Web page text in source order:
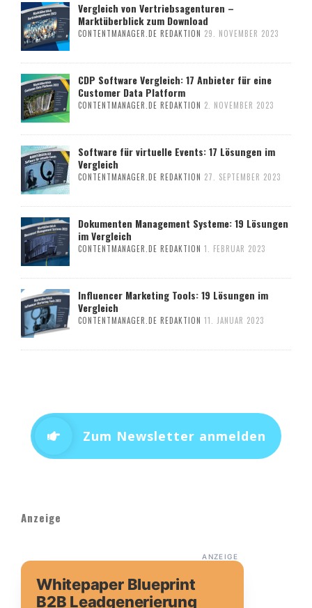
Vergleich von Vertriebsagenturen –
Marktüberblick zum Download
CONTENTMANAGER.DE REDAKTION 29. NOVEMBER 2023
CDP Software Vergleich: 17 Anbieter für eine
Customer Data Platform
CONTENTMANAGER.DE REDAKTION 2. NOVEMBER 2023
Software für virtuelle Events: 17 Lösungen im
Vergleich
CONTENTMANAGER.DE REDAKTION 27. SEPTEMBER 2023
Dokumenten Management Systeme: 19 Lösungen
im Vergleich
CONTENTMANAGER.DE REDAKTION 1. FEBRUAR 2023
Influencer Marketing Tools: 19 Lösungen im
Vergleich
CONTENTMANAGER.DE REDAKTION 11. JANUAR 2023
Zum Newsletter anmelden
Anzeige